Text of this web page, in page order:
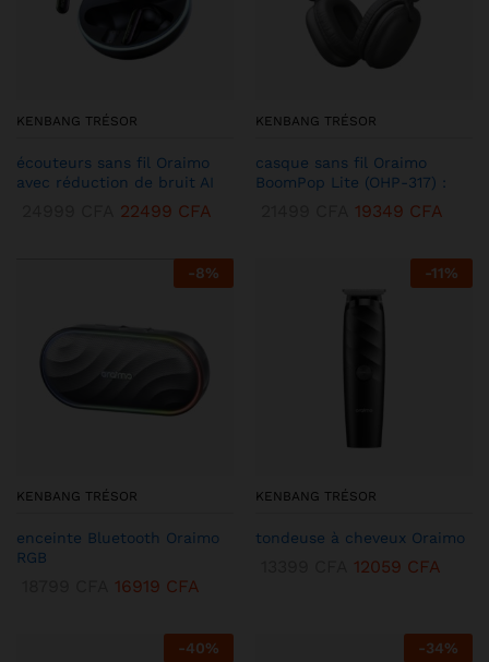
KENBANG TRÉSOR
écouteurs sans fil Oraimo
avec réduction de bruit AI
22499 CFA
KENBANG TRÉSOR
casque sans fil Oraimo
BoomPop Lite (OHP-317) :
19349 CFA
-8%
KENBANG TRÉSOR
enceinte Bluetooth Oraimo
RGB
16919 CFA
-11%
KENBANG TRÉSOR
tondeuse à cheveux Oraimo
12059 CFA
-40% -34%